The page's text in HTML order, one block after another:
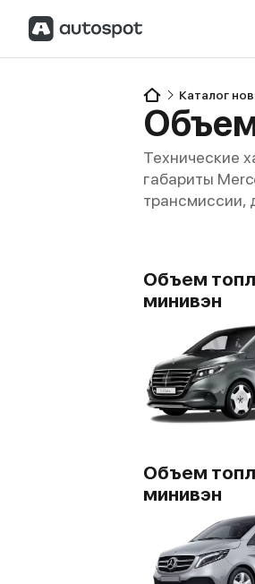
Каталог
Технические
габариты
трансмиссии,
Объем
минивэн
Объем
минивэн